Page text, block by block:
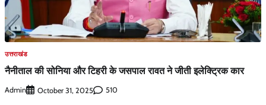
उत्तराखंड
नैनीताल की सोनिया और टिहरी के जसपाल रावत ने जीती इलेक्ट्रिक कार
Admin October 31, 2025 510